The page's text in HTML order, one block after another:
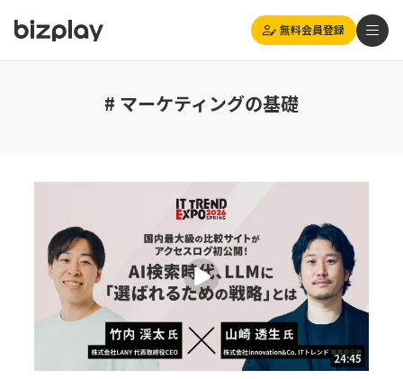
無料会員登録
# マーケティングの基礎
24:45